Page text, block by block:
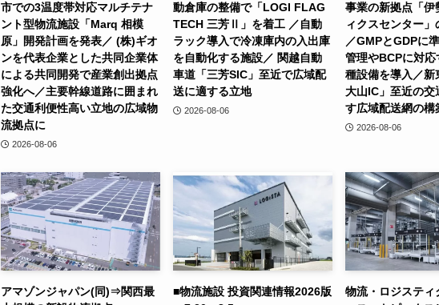
市での3温度帯対応マルチテナ
ント型物流施設「Marq 相模
原」開発計画を発表／ (株)ギオ
ンを代表企業とした共同企業体
による共同開発で産業創出拠点
強化へ／主要幹線道路に囲まれ
た交通利便性高い立地の広域物
流拠点に
2026-08-06
動倉庫の整備で「LOGI FLAG
TECH 三芳Ⅱ」を着工 ／自動
ラック導入で冷凍庫内の入出庫
を自動化する施設／ 関越自動
車道「三芳SIC」至近で広域配
送に適する立地
2026-08-06
事業の新拠点「伊
ィクスセンター
／GMPとGDPに
管理やBCPに対
種設備を導入／新
大山IC」至近の交
す広域配送網の構
2026-08-06
アマゾンジャパン(同)⇒関西最
■物流施設 投資関連情報2026版
物流・ロジスティ